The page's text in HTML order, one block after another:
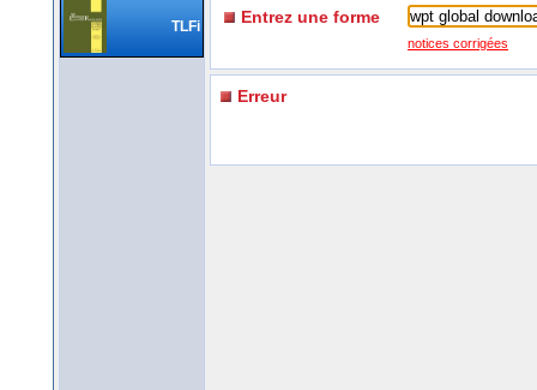
TLFi Entrez une forme
notices corrigées
Erreur